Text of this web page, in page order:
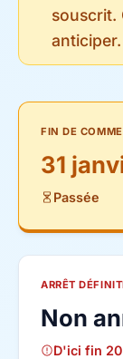
souscrit.
anticiper.
FIN DE
31
Passée
ARRÊT
Non
D'ici fin